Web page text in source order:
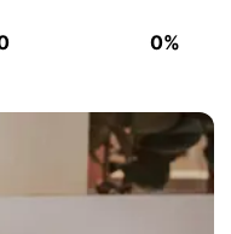
0%